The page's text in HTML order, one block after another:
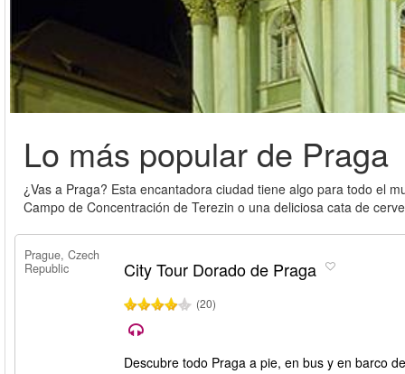
Lo más popular de Praga
¿Vas a Praga? Esta encantadora ciudad tiene algo para todo el
Campo de Concentración de Terezin o una deliciosa cata de
Prague, Czech
Republic
City Tour Dorado de Praga
(20)
Descubre todo Praga a pie, en bus y en barco